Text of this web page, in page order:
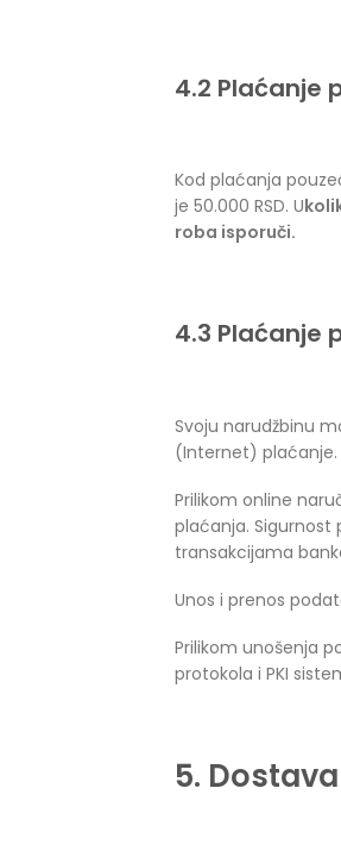
4.2 Plaćanje
Kod plaćanja
je 50.000 RSD. U
roba isporuči.
4.3 Plaćanje
Svoju narudžbinu
(Internet) plaćanje.
Prilikom online
plaćanja.
transakcijama
Unos i prenos
Prilikom unošenja
protokola i PKI
5.